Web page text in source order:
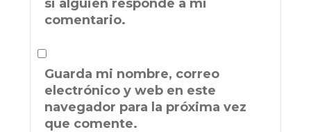
si alguien responde a mi
comentario.
Guarda mi nombre, correo
electrónico y web en este
navegador para la próxima vez
que comente.